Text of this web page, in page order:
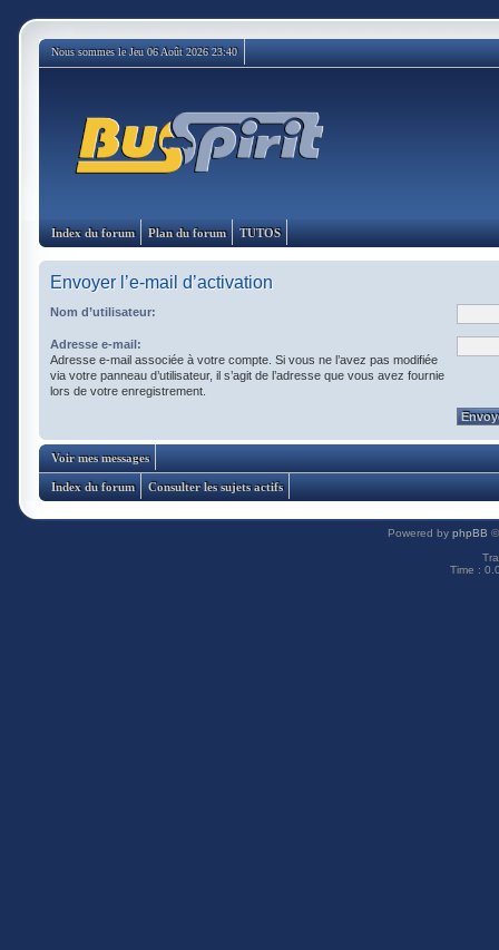
Nous sommes le Jeu 06 Août 2026 23:40
Index du forum Plan du forum TUTOS
Envoyer l’e-mail d’activation
Nom d’utilisateur:
Adresse e-mail:
Adresse e-mail associée à votre compte. Si vous ne l’avez pas modifiée
via votre panneau d’utilisateur, il s’agit de l’adresse que vous avez fournie
lors de votre enregistrement.
Voir mes messages
Index du forum Consulter les sujets actifs
Powered by phpBB
Time :